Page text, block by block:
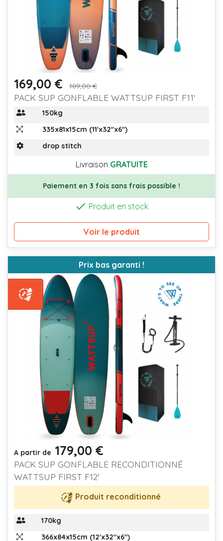
Prix
169,00 € Prix de base
189,00 €
PACK SUP GONFLABLE WATTSUP FIRST F11'
150kg
335x81x15cm (11'x32''x6'')
drop stitch
Livraison GRATUITE
Paiement en 3 fois sans frais possible !
 Produit en stock
Voir le produit
Prix bas garanti !
Prix
A partir de 179,00 €
PACK SUP GONFLABLE RECONDITIONNÉ
WATTSUP FIRST F12'
Produit reconditionné
170kg
366x84x15cm (12'x32"x6")